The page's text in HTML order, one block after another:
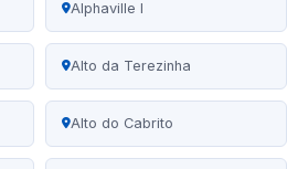
Alphaville I
Alto da Terezinha
Alto do Cabrito